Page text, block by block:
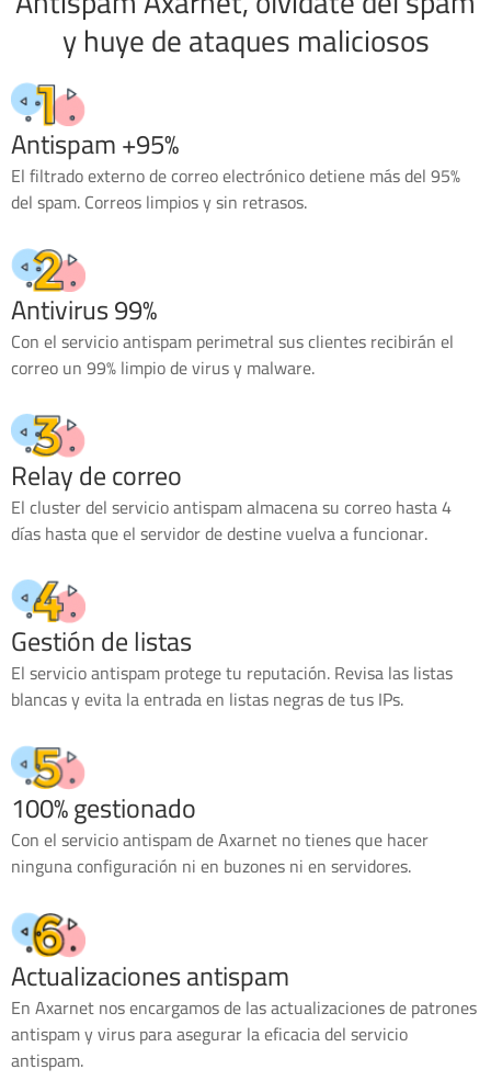
y huye de ataques maliciosos
Antispam +95%
El filtrado externo de correo electrónico detiene más del 95%
del spam. Correos limpios y sin retrasos.
Antivirus 99%
Con el servicio antispam perimetral sus clientes recibirán el
correo un 99% limpio de virus y malware.
Relay de correo
El cluster del servicio antispam almacena su correo hasta 4
días hasta que el servidor de destine vuelva a funcionar.
Gestión de listas
El servicio antispam protege tu reputación. Revisa las listas
blancas y evita la entrada en listas negras de tus IPs.
100% gestionado
Con el servicio antispam de Axarnet no tienes que hacer
ninguna configuración ni en buzones ni en servidores.
Actualizaciones antispam
En Axarnet nos encargamos de las actualizaciones de patrones
antispam y virus para asegurar la eficacia del servicio
antispam.